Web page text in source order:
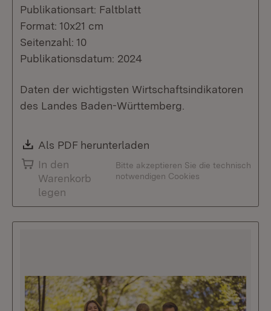
Publikationsart: Faltblatt
Format: 10x21 cm
Seitenzahl: 10
Publikationsdatum: 2024
Daten der wichtigsten Wirtschaftsindikatoren
des Landes Baden-Württemberg.
Download:
Als PDF herunterladen
In den
Warenkorb
legen
Bitte akzeptieren Sie die technisch
notwendigen Cookies